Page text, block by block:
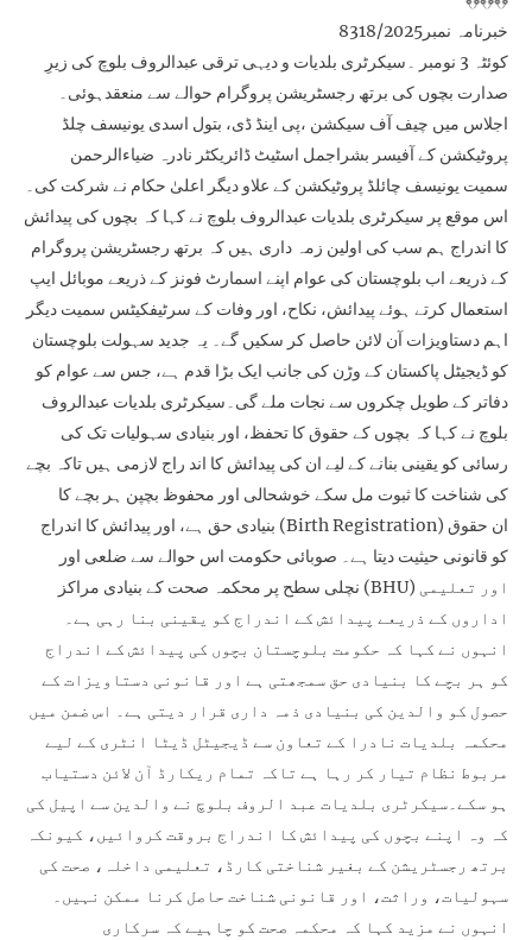
خبرنامہ نمبر8318/2025
کوئٹہ 3 نومبر ۔سیکرٹری بلدیات و دیہی ترقی عبدالروف بلوچ کی زیرِ
صدارت بچوں کی برتھ رجسٹریشن پروگرام حوالے سے منعقدہوئی۔
اجلاس میں چیف آف سیکشن ،پی اینڈ ڈی، بتول اسدی یونیسف چلڈ
پروٹیکشن کے آفیسر بشراجمل اسٹیٹ ڈائریکٹر نادرہ ضیاءالرحمن
سمیت یونیسف چائلڈ پروٹیکشن کے علاو دیگر اعلیٰ حکام نے شرکت کی۔
اس موقع پر سیکرٹری بلدیات عبدالروف بلوچ نے کہا کہ بچوں کی پیدائش
کا اندراج ہم سب کی اولین زمہ داری ہیں کہ برتھ رجسٹریشن پروگرام
کے ذریعے اب بلوچستان کی عوام اپنے اسمارٹ فونز کے ذریعے موبائل ایپ
استعمال کرتے ہوئے پیدائش، نکاح، اور وفات کے سرٹیفکیٹس سمیت دیگر
اہم دستاویزات آن لائن حاصل کر سکیں گے۔ یہ جدید سہولت بلوچستان
کو ڈیجیٹل پاکستان کے وڑن کی جانب ایک بڑا قدم ہے، جس سے عوام کو
دفاتر کے طویل چکروں سے نجات ملے گی۔سیکرٹری بلدیات عبدالروف
بلوچ نے کہا کہ بچوں کے حقوق کا تحفظ، اور بنیادی سہولیات تک کی
رسائی کو یقینی بنانے کے لیے ان کی پیدائش کا اند راج لازمی ہیں تاکہ بچے
کی شناخت کا ثبوت مل سکے خوشحالی اور محفوظ بچپن ہر بچے کا
بنیادی حق ہے، اور پیدائش کا اندراج (Birth Registration) ان حقوق
کو قانونی حیثیت دیتا ہے۔ صوبائی حکومت اس حوالے سے ضلعی اور
نچلی سطح پر محکمہ صحت کے بنیادی مراکز (BHU) اور تعلیمی
اداروں کے ذریعے پیدائش کے اندراج کو یقینی بنا رہی ہے۔
انہوں نے کہا کہ حکومت بلوچستان بچوں کی پیدائش کے اندراج
کو ہر بچے کا بنیادی حق سمجھتی ہے اور قانونی دستاویزات کے
حصول کو والدین کی بنیادی ذمہ داری قرار دیتی ہے۔ اس ضمن میں
محکمہ بلدیات نادرا کے تعاون سے ڈیجیٹل ڈیٹا انٹری کے لیے
مربوط نظام تیار کر رہا ہے تاکہ تمام ریکارڈ آن لائن دستیاب
ہو سکے۔سیکرٹری بلدیات عبد الروف بلوچ نے والدین سے اپیل کی
کہ وہ اپنے بچوں کی پیدائش کا اندراج بروقت کروائیں، کیونکہ
برتھ رجسٹریشن کے بغیر شناختی کارڈ، تعلیمی داخلہ، صحت کی
سہولیات، وراثت، اور قانونی شناخت حاصل کرنا ممکن نہیں۔
انہوں نے مزید کہا کہ محکمہ صحت کو چاہیے کہ سرکاری